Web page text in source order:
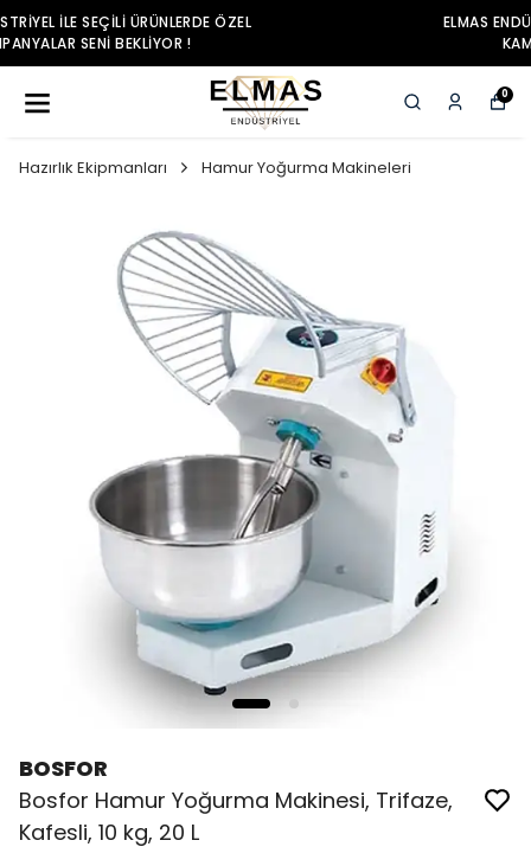
ELMAS ENDÜSTRIYEL ILE SEÇILI ÜRÜNLERDE ÖZEL
KAMPANYALAR SENI BEKLIYOR !
0
Hazırlık Ekipmanları Hamur Yoğurma Makineleri
BOSFOR
Bosfor Hamur Yoğurma Makinesi, Trifaze,
Kafesli, 10 kg, 20 L